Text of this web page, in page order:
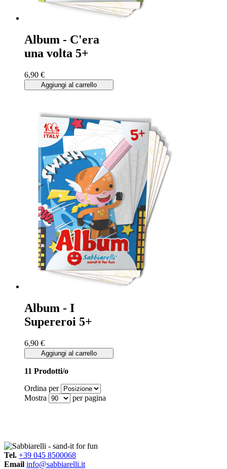
Album - C'era
una volta 5+
6,90 €
Aggiungi al carrello
Album - I
Supereroi 5+
6,90 €
Aggiungi al carrello
11 Prodotti/o
Ordina per
Mostra
per pagina
Tel. +39 045 8500068
Email info@sabbiarelli.it